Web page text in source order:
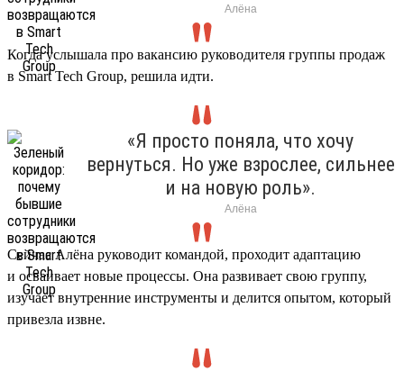
Алёна
Когда услышала про вакансию руководителя группы продаж
в Smart Tech Group, решила идти.
«Я просто поняла, что хочу
вернуться. Но уже взрослее, сильнее
и на новую роль».
Алёна
Сейчас Алёна руководит командой, проходит адаптацию
и осваивает новые процессы. Она развивает свою группу,
изучает внутренние инструменты и делится опытом, который
привезла извне.